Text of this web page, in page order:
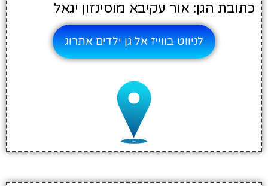
כתובת הגן: אור עקיבא מוסינזון יגאל
לניווט בווייז אל גן ילדים אתרוג